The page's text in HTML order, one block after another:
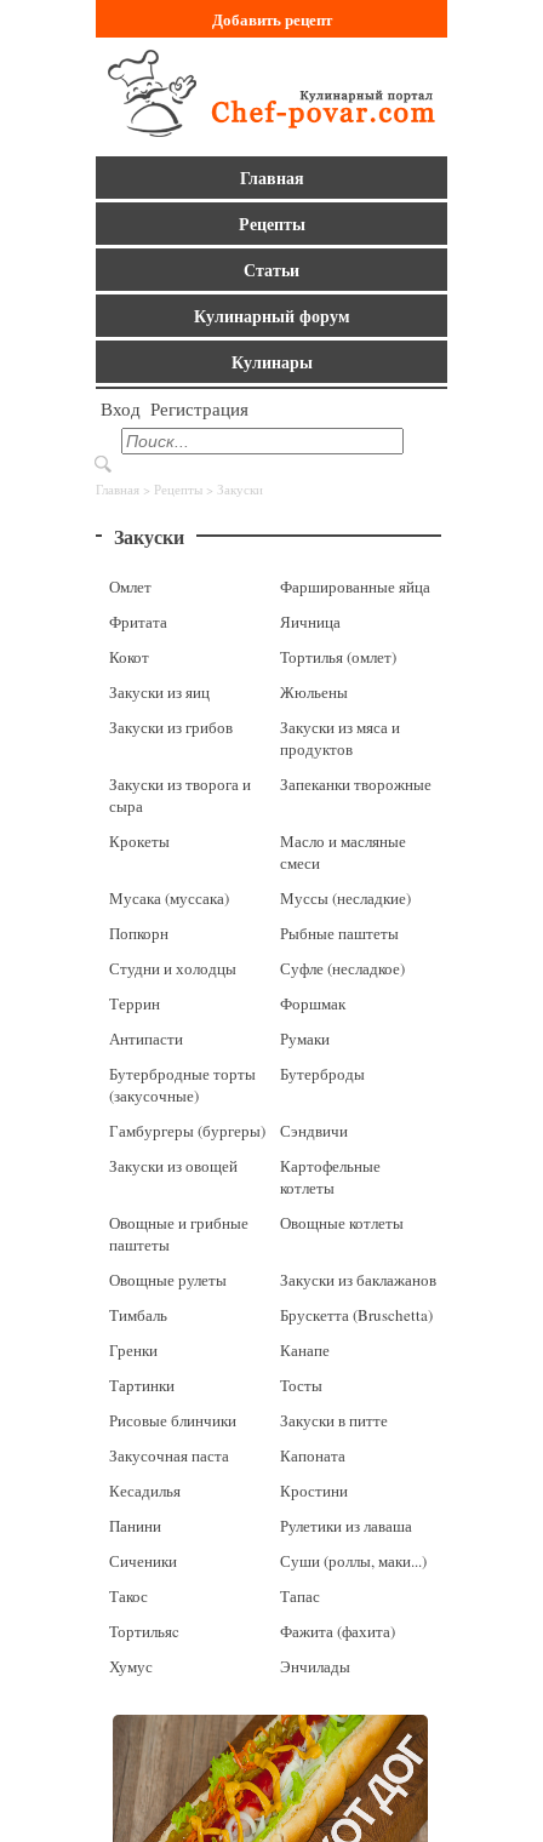
Добавитьрецепт
Главная
Рецепты
Статьи
Кулинарный форум
Кулинары
Вход Регистрация
Главная > Рецепты > Закуски
Закуски
Омлет
Фаршированные яйца
Фритата
Яичница
Кокот
Тортилья (омлет)
Закуски из яиц
Жюльены
Закуски из грибов
Закуски из мяса и
продуктов
Закуски из творога и
сыра
Запеканки творожные
Крокеты
Масло и масляные
смеси
Мусака (муссака)
Муссы (несладкие)
Попкорн
Рыбные паштеты
Студни и холодцы
Суфле (несладкое)
Террин
Форшмак
Антипасти
Румаки
Бутербродные торты
(закусочные)
Бутерброды
Гамбургеры (бургеры)
Сэндвичи
Закуски из овощей
Картофельные
котлеты
Овощные и грибные
паштеты
Овощные котлеты
Овощные рулеты
Закуски из баклажанов
Тимбаль
Брускетта (Bruschetta)
Гренки
Канапе
Тартинки
Тосты
Рисовые блинчики
Закуски в питте
Закусочная паста
Капоната
Кесадилья
Кростини
Панини
Рулетики из лаваша
Сиченики
Суши (роллы, маки...)
Такос
Тапас
Тортильяc
Фажита (фахита)
Хумус
Энчилады